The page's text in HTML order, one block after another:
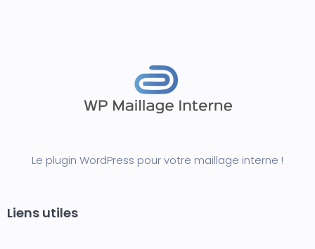
Le plugin WordPress pour votre maillage interne !
Liens utiles